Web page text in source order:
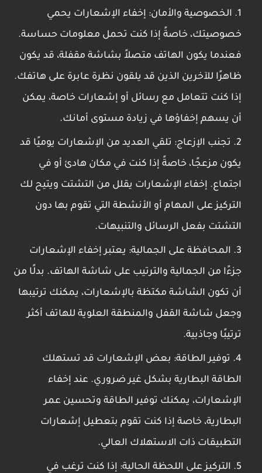
الخصوصية والأمان: إخفاء الإشعارات يحمي
خصوصيتك، خاصةً إذا كنت تحمل معلومات حساسة.
فعندما يكون الهاتف متصلاً بشاشة مقفلة، قد يكون
ظاهرًا للآخرين الذين قد يلقون نظرة عابرة على هاتفك.
إذا كنت تتعامل مع رسائل أو إشعارات خاصة، يمكن
أن يسهم إخفاؤها في زيادة مستوى أمانك.
تجنب الإزعاج: تلقي العديد من الإشعارات يوميًا قد
يكون مزعجًا، خاصةً إذا كنت في مكان هادئ أو في
اجتماع. إخفاء الإشعارات يقلل من التشتت ويتيح لك
التركيز على المهام أو الأنشطة التي تقوم بها دون
التشتت بفعل الرسائل والتنبيهات.
المحافظة على الجمالية: يعتبر إخفاء الإشعارات
جزءًا من الجمالية والترتيب على شاشة الهاتف. بدلًا من
أن تكون الشاشة مكتظة بالإشعارات، يمكنك ترتيبها
وجعل شاشة القفل والمنطقة العلوية للهاتف أكثر
ترتيبًا وجاذبية.
توفير الطاقة: بعض الإشعارات قد تستهلك
الطاقة البطارية بشكل غير ضروري. عند إخفاء
الإشعارات، يمكنك توفير الطاقة وتحسين عمر
البطارية، خاصة إذا كنت تقوم بتعطيل إشعارات
التطبيقات ذات الاستهلاك العالي.
التركيز على اللحظة الحالية: إذا كنت ترغب في